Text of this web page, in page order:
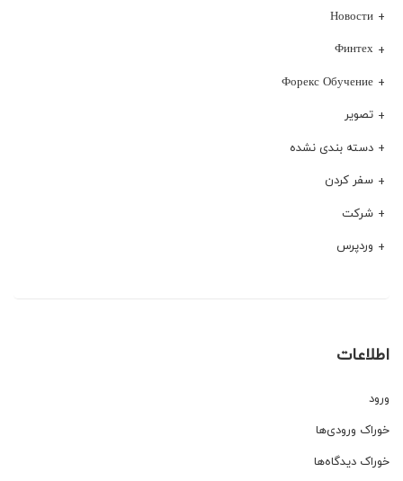
Новости
Финтех
Форекс Обучение
تصویر
دسته بندی نشده
سفر کردن
شرکت
وردپرس
اطلاعات
ورود
خوراک ورودی‌ها
خوراک دیدگاه‌ها